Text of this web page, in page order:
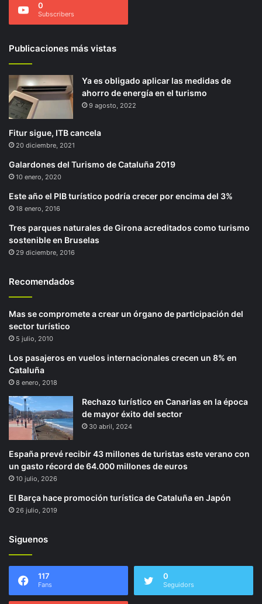
0
Subscribers
Publicaciones más vistas
Ya es obligado aplicar las medidas de
ahorro de energía en el turismo
9 agosto, 2022
Fitur sigue, ITB cancela
20 diciembre, 2021
Galardones del Turismo de Cataluña 2019
10 enero, 2020
Este año el PIB turístico podría crecer por encima del 3%
18 enero, 2016
Tres parques naturales de Girona acreditados como turismo
sostenible en Bruselas
29 diciembre, 2016
Recomendados
Mas se compromete a crear un órgano de participación del
sector turístico
5 julio, 2010
Los pasajeros en vuelos internacionales crecen un 8% en
Cataluña
8 enero, 2018
Rechazo turístico en Canarias en la época
de mayor éxito del sector
30 abril, 2024
España prevé recibir 43 millones de turistas este verano con
un gasto récord de 64.000 millones de euros
10 julio, 2026
El Barça hace promoción turística de Cataluña en Japón
26 julio, 2019
Siguenos
117
Fans
0
Seguidors